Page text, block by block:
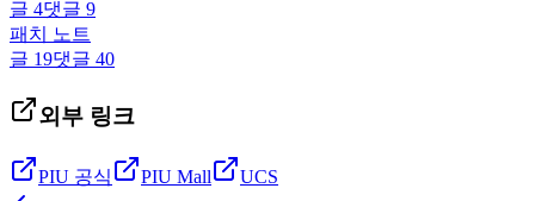
글 4댓글 9
패치 노트
글 19댓글 40
외부 링크
PIU 공식 PIU Mall UCS